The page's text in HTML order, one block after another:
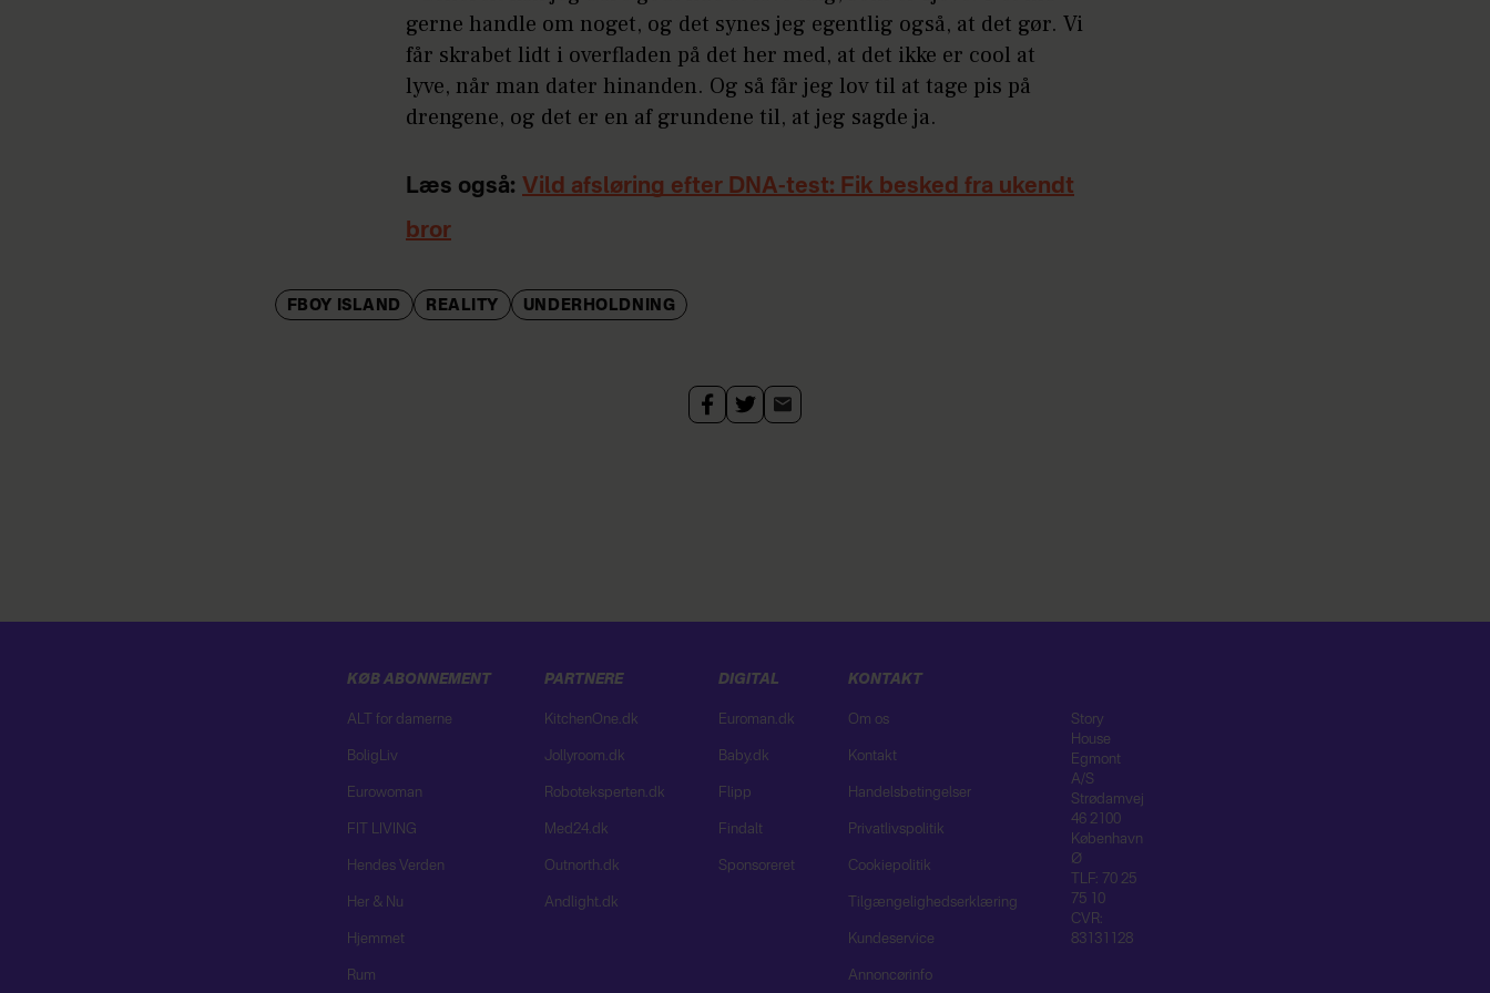
gerne handle om noget, og det synes jeg egentlig også, at det gør. Vi
får skrabet lidt i overfladen på det her med, at det ikke er cool at
lyve, når man dater hinanden. Og så får jeg lov til at tage pis på
drengene, og det er en af grundene til, at jeg sagde ja.
Læs også: Vild afsløring efter DNA-test: Fik besked fra ukendt
bror
FBOY ISLAND REALITY UNDERHOLDNING
KØB ABONNEMENT
ALT for damerne
BoligLiv
Eurowoman
FIT LIVING
Hendes Verden
Her & Nu
Hjemmet
Rum
PARTNERE
KitchenOne.dk
Jollyroom.dk
Roboteksperten.dk
Med24.dk
Outnorth.dk
Andlight.dk
DIGITAL
Euroman.dk
Baby.dk
Flipp
Findalt
Sponsoreret
KONTAKT
Om os
Kontakt
Handelsbetingelser
Privatlivspolitik
Cookiepolitik
Tilgængelighedserklæring
Kundeservice
Annoncørinfo
Story
House
Egmont
A/S
Strødamvej
46 2100
København
Ø
TLF: 70 25
75 10
CVR:
83131128